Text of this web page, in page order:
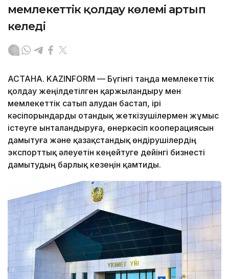
мемлекеттік қолдау көлемі артып
келеді
АСТАНА. KAZINFORM — Бүгінгі таңда мемлекеттік
қолдау жеңілдетілген қаржыландыру мен
мемлекеттік сатып алудан бастап, ірі
кәсіпорындарды отандық жеткізушілермен жұмыс
істеуге ынталандыруға, өнеркәсіп кооперациясын
дамытуға және қазақстандық өндірушілердің
экспорттық әлеуетін кеңейтуге дейінгі бизнесті
дамытудың барлық кезеңін қамтиды.